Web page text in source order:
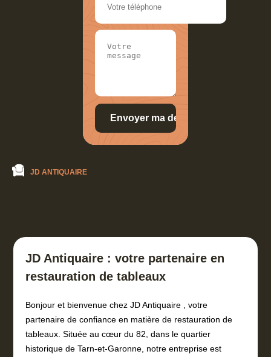
JD ANTIQUAIRE
JD Antiquaire : votre partenaire en
restauration de tableaux
Bonjour et bienvenue chez JD Antiquaire , votre
partenaire de confiance en matière de restauration de
tableaux. Située au cœur du 82, dans le quartier
historique de Tarn-et-Garonne, notre entreprise est